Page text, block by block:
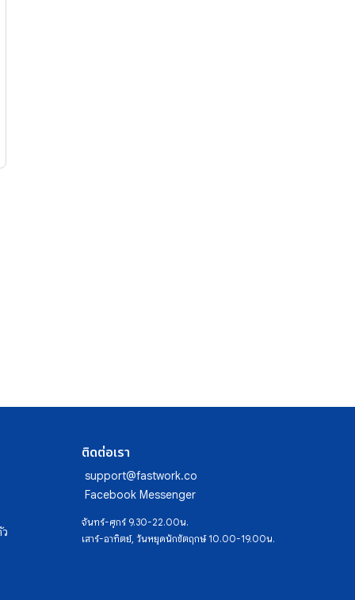
ติดต่อเรา
support@fastwork.co
Facebook Messenger
จันทร์-ศุกร์ 9.30-22.00น.
เสาร์-อาทิตย์, วันหยุดนักขัตฤกษ์ 10.00-19.00น.